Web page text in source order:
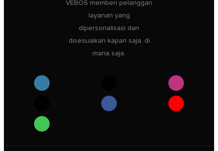
VEBOS memberi pelanggan
layanan yang
dipersonalisasi dan
disesuaikan kapan saja, di
mana saja.